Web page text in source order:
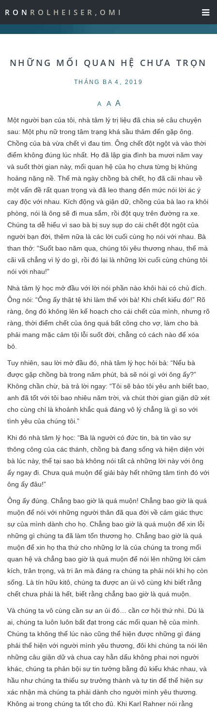
RON ROLHEISER,OMI
NHỮNG MỐI QUAN HỆ CHƯA TRỌN
THÁNG BA 4, 2019
A A A
Một người bạn của tôi, nhà tâm lý trị liệu đã chia sẻ câu chuyện
sau: Một phụ nữ trong tâm trạng khá sầu thảm đến gặp ông.
Chồng của bà vừa chết vì đau tim. Ông chết đột ngột và vào thời
điểm không đúng lúc nhất. Họ đã lập gia đình ba mươi năm vay
và suốt thời gian này, mối quan hệ của họ chưa từng bị khủng
hoảng nặng nề. Thế mà ngày chồng bà chết, họ đã cãi nhau về
một vấn đề rất quan trọng và đã leo thang đến mức nói lời ác ý
cay độc với nhau. Kích động và giận dữ, chồng của bà lao ra khỏi
phòng, nói là ông sẽ đi mua sắm, rồi đột quỵ trên đường ra xe.
Chúng ta dễ hiểu vì sao bà bị suy sụp do cái chết đột ngột của
người bạn đời, thêm nữa là các lời cuối cùng họ nói với nhau. Bà
than thở: “Suốt bao năm qua, chúng tôi yêu thương nhau, thế mà
cãi vã chẳng vì lý do gì, rồi đó lại là những lời cuối cùng chúng tôi
nói với nhau!”
Nhà tâm lý học mở đầu với lời nói phần nào khôi hài có chủ đích.
Ông nói: “Ông ấy thật tệ khi làm thế với bà! Khi chết kiểu đó!” Rõ
ràng, ông đó không lên kế hoạch cho cái chết của mình, nhưng rõ
ràng, thời điểm chết của ông quá bất công cho vợ, làm cho bà
phải mang mặc cảm tội lỗi suốt đời, chẳng có cách nào để xóa
bỏ.
Tuy nhiên, sau lời mở đầu đó, nhà tâm lý học hỏi bà: “Nếu bà
được gặp chồng bà trong năm phút, bà sẽ nói gì với ông ấy?”
Không chần chừ, bà trả lời ngay: “Tôi sẽ bảo tôi yêu anh biết bao,
anh đã tốt với tôi bao nhiêu năm trời, và chút thời gian giận dữ xét
cho cùng chỉ là khoảnh khắc quá đáng vô lý chẳng là gì so với
tình yêu của chúng tôi.”
Khi đó nhà tâm lý học: “Bà là người có đức tin, bà tin vào sự
thông công của các thánh, chồng bà đang sống và hiện diện với
bà lúc này, thế tại sao bà không nói tất cả những lời này với ông
ấy ngay đi. Chưa quá muộn để giải bày hết những tâm tình đó với
ông ấy đâu!”
Ông ấy đúng. Chẳng bao giờ là quá muộn! Chẳng bao giờ là quá
muộn để nói với những người thân đã qua đời về cảm giác thực
sự của mình dành cho họ. Chẳng bao giờ là quá muộn để xin lỗi
những gì chúng ta đã làm tổn thương họ. Chẳng bao giờ là quá
muộn để xin họ tha thứ cho những lơ là của chúng ta trong mối
quan hệ và chẳng bao giờ là quá muộn để nói lên những lời cảm
kích, trân trọng, và tri ân mà đáng ra chúng ta phải nói khi họ còn
sống. Là tín hữu kitô, chúng ta được an ủi vô cùng khi biết rằng
chết chưa phải là hết, biết rằng chẳng bao giờ là quá muộn.
Và chúng ta vô cùng cần sự an ủi đó… cần cơ hội thứ nhì. Dù là
ai, chúng ta luôn luôn bất đạt trong các mối quan hệ của mình.
Chúng ta không thể lúc nào cũng thể hiện được những gì đáng
phải thể hiện với người mình yêu thương, đôi khi chúng ta nói lên
những câu giận dữ và chua cay hằn dấu không phai nơi người
khác, chúng ta phản bội sự tin tưởng bằng đủ kiểu khác nhau, và
hầu như chúng ta thiếu sự trưởng thành và tự tin để thể hiện sự
xác nhận mà chúng ta phải dành cho người mình yêu thương.
Không ai trong chúng ta tốt cho đủ. Khi Karl Rahner nói rằng